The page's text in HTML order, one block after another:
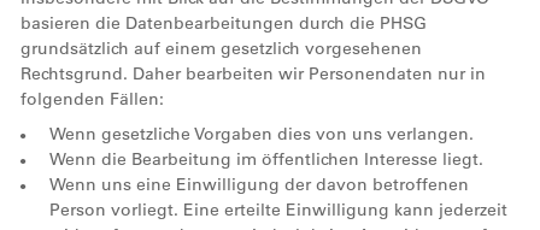
basieren die Datenbearbeitungen durch die PHSG
grundsätzlich auf einem gesetzlich vorgesehenen
Rechtsgrund. Daher bearbeiten wir Personendaten nur in
folgenden Fällen:
Wenn gesetzliche Vorgaben dies von uns verlangen.
Wenn die Bearbeitung im öffentlichen Interesse liegt.
Wenn uns eine Einwilligung der davon betroffenen
Person vorliegt. Eine erteilte Einwilligung kann jederzeit